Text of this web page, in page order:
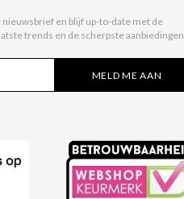
nieuwsbrief en blijf up-to-date met de
trends en de scherpste aanbiedingen.
MELD ME AAN